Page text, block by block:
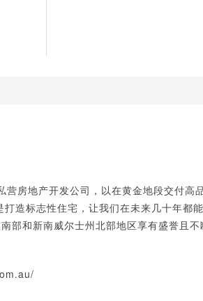
房地产开发公司，以在黄金地段交付高
造标志性住宅，让我们在未来几十年都
部和新南威尔士州北部地区享有盛誉且不